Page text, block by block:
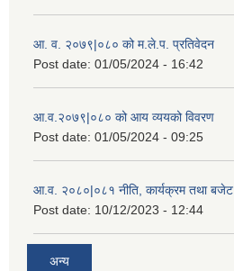
आ. व. २०७९|०८० को म.ले.प. प्रतिवेदन
Post date: 01/05/2024 - 16:42
आ.व.२०७९|०८० को आय व्ययको विवरण
Post date: 01/05/2024 - 09:25
आ.व. २०८०|०८१ नीति, कार्यक्रम तथा बजेट
Post date: 10/12/2023 - 12:44
अन्य